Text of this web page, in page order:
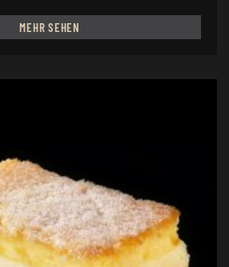
MEHR SEHEN